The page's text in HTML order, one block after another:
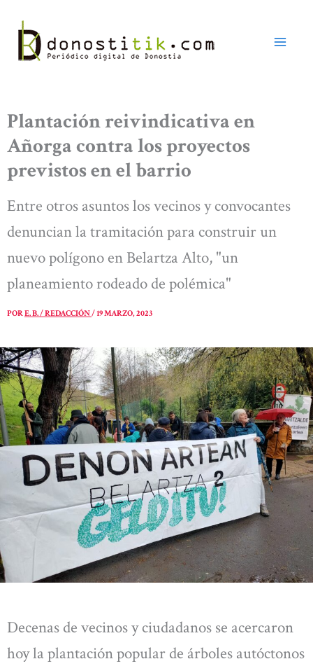
contenido
Plantación reivindicativa en
Añorga contra los proyectos
previstos en el barrio
Entre otros asuntos los vecinos y convocantes
denuncian la tramitación para construir un
nuevo polígono en Belartza Alto, "un
planeamiento rodeado de polémica"
PORE. B. / REDACCIÓN/19 MARZO, 2023
Decenas de vecinos y ciudadanos se acercaron
hoy la plantación popular de árboles autóctonos